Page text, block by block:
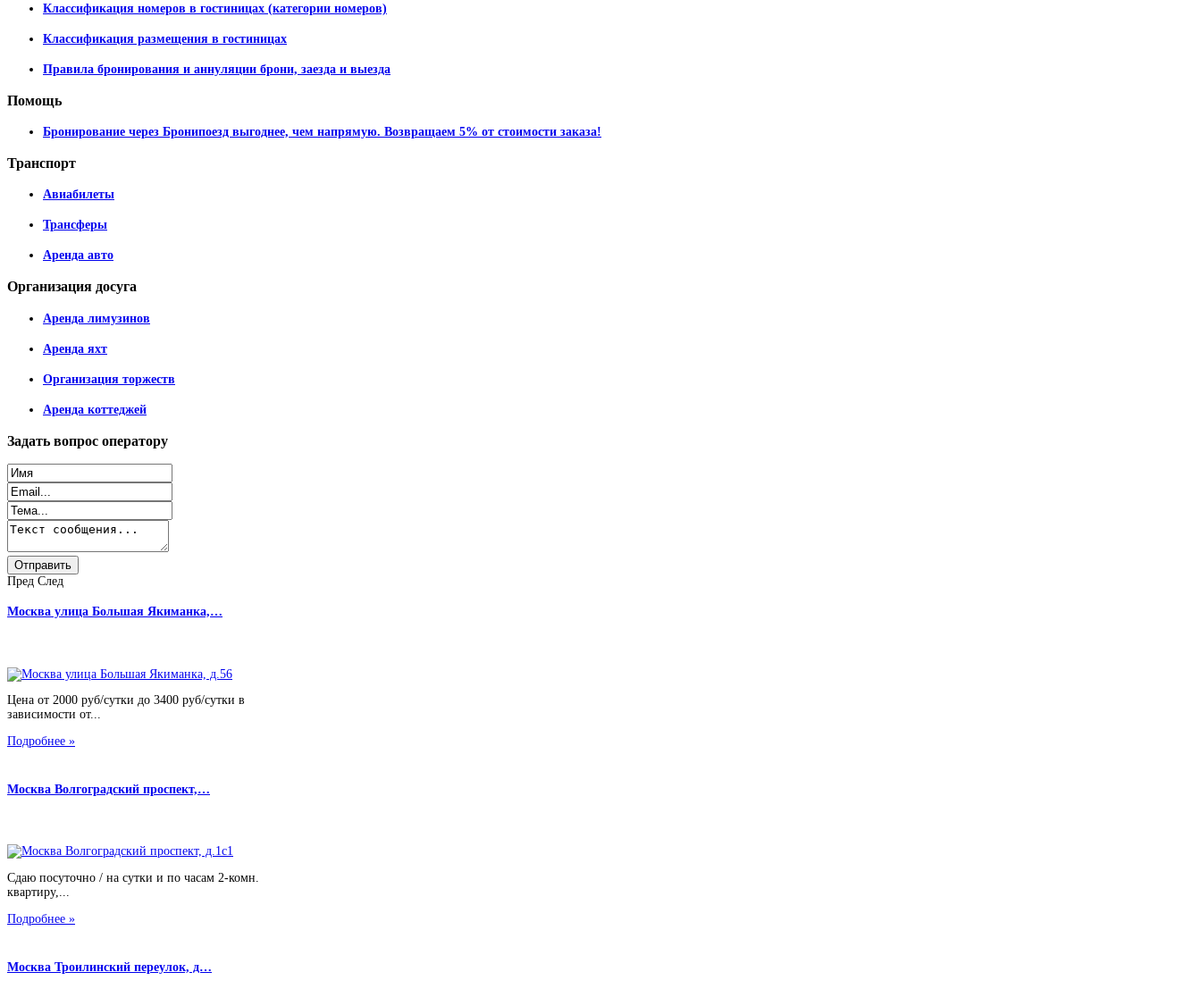
Классификация номеров в гостиницах (категории номеров)
Классификация размещения в гостиницах
Правила бронирования и аннуляции брони, заезда и выезда
Помощь
Бронирование через Бронипоезд выгоднее, чем напрямую. Возвращаем 5% от стоимости заказа!
Транспорт
Авиабилеты
Трансферы
Аренда авто
Организация досуга
Аренда лимузинов
Аренда яхт
Организация торжеств
Аренда коттеджей
Задать вопрос оператору
Пред След
Москва улица Большая Якиманка,…
Цена от 2000 руб/сутки до 3400 руб/сутки в
зависимости от...
Подробнее »
Москва Волгоградский проспект,…
Сдаю посуточно / на сутки и по часам 2-комн.
квартиру,...
Подробнее »
Москва Троилинский переулок, д…